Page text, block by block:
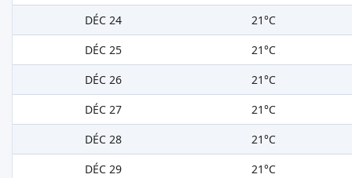
DÉC 24
21°C
DÉC 25
21°C
DÉC 26
21°C
DÉC 27
21°C
DÉC 28
21°C
DÉC 29
21°C